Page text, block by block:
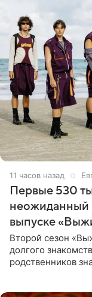
11 часов назад
Первые 530
неожиданный
выпуске
Второй сезон
долгого
родственников